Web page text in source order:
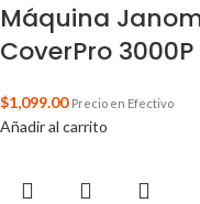
Máquina
CoverPro 3000P
$1,099.00 Precio en Efectivo
Añadir al carrito